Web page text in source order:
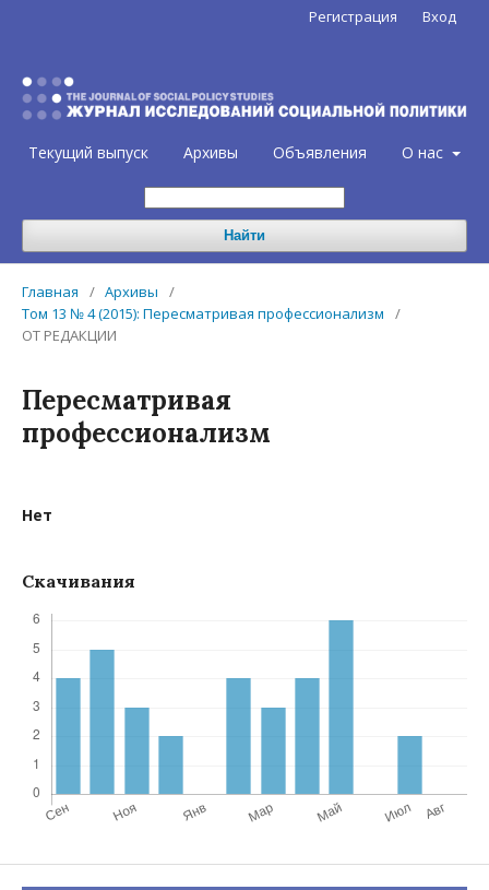
Текущий выпуск Архивы Объявления О нас
Найти
Регистрация Вход
Главная / Архивы
/
Том 13 № 4 (2015): Пересматривая профессионализм
/
ОТ РЕДАКЦИИ
Пересматривая
профессионализм
Нет
Скачивания